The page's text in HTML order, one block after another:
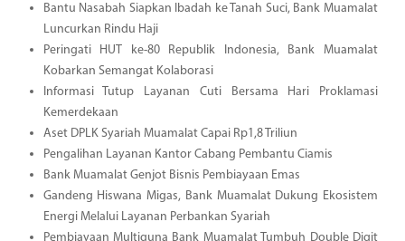
Bantu Nasabah Siapkan Ibadah ke Tanah Suci, Bank Muamalat
Luncurkan Rindu Haji
Peringati HUT ke-80 Republik Indonesia, Bank Muamalat
Kobarkan Semangat Kolaborasi
Informasi Tutup Layanan Cuti Bersama Hari Proklamasi
Kemerdekaan
Aset DPLK Syariah Muamalat Capai Rp1,8 Triliun
Pengalihan Layanan Kantor Cabang Pembantu Ciamis
Bank Muamalat Genjot Bisnis Pembiayaan Emas
Gandeng Hiswana Migas, Bank Muamalat Dukung Ekosistem
Energi Melalui Layanan Perbankan Syariah
Pembiayaan Multiguna Bank Muamalat Tumbuh Double Digit